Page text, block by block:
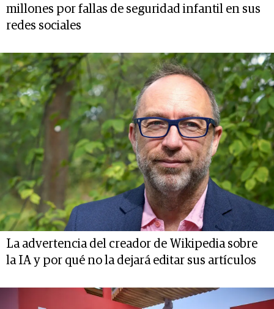
millones por fallas de seguridad infantil en sus
redes sociales
La advertencia del creador de Wikipedia sobre
la IA y por qué no la dejará editar sus artículos